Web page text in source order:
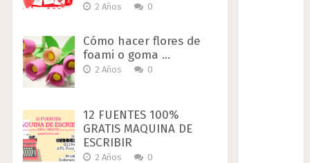
2 Años 0
Cómo hacer flores de
foami o goma …
2 Años 0
12 FUENTES 100%
GRATIS MAQUINA DE
ESCRIBIR
2 Años 0